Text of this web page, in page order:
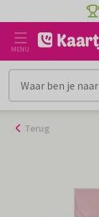
naar
inhoud
MENU
Terug